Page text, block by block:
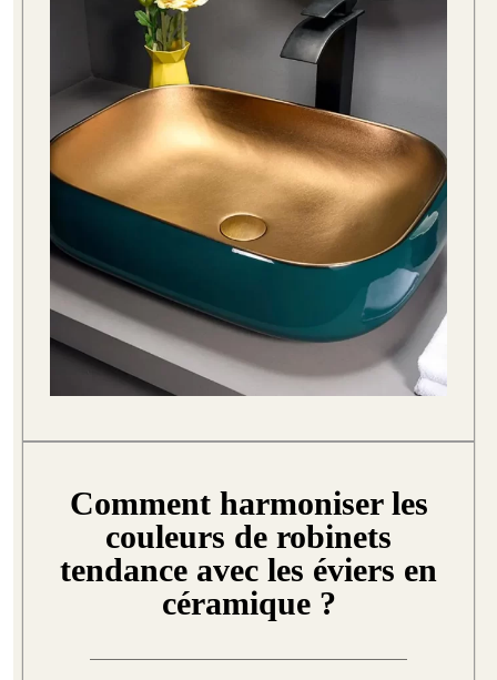
Comment harmoniser les
couleurs de robinets
tendance avec les éviers en
céramique ?